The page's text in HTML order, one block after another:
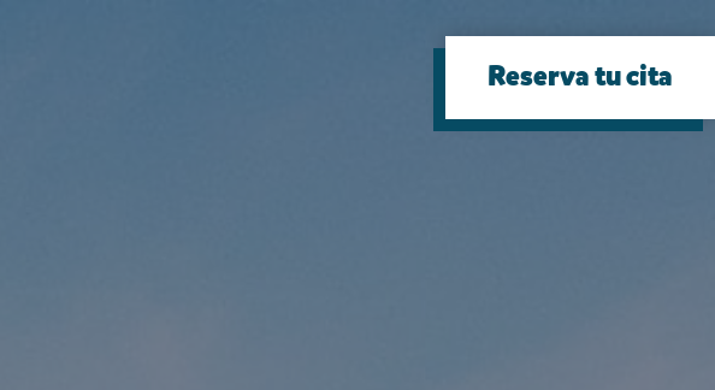
Reserva tu cita